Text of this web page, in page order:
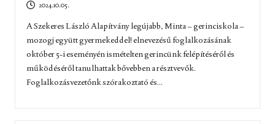
2024.10.05.
A Szekeres László Alapítvány legújabb, Minta – gerinciskola –
mozogj együtt gyermekeddel! elnevezésű foglalkozásának
október 5-i eseményén ismételten gerincünk felépítéséről és
működéséről tanulhattak bővebben a résztvevők.
Foglalkozásvezetőnk szórakoztató és...